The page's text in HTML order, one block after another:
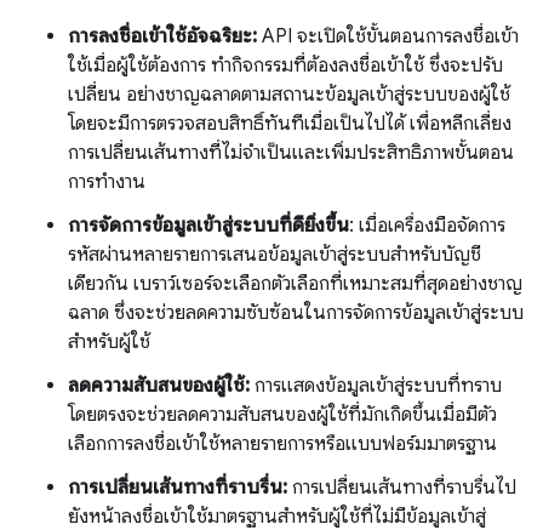
การลงชื่อเข้าใช้อัจฉริยะ: API จะเปิดใช้ขั้นตอนการลงชื่อเข้า
ใช้เมื่อผู้ใช้ต้องการ ทำกิจกรรมที่ต้องลงชื่อเข้าใช้ ซึ่งจะปรับ
เปลี่ยน อย่างชาญฉลาดตามสถานะข้อมูลเข้าสู่ระบบของผู้ใช้
โดยจะมีการตรวจสอบสิทธิ์ทันทีเมื่อเป็นไปได้ เพื่อหลีกเลี่ยง
การเปลี่ยนเส้นทางที่ไม่จำเป็นและเพิ่มประสิทธิภาพขั้นตอน
การทำงาน
การจัดการข้อมูลเข้าสู่ระบบที่ดียิ่งขึ้น: เมื่อเครื่องมือจัดการ
รหัสผ่านหลายรายการเสนอข้อมูลเข้าสู่ระบบสำหรับบัญชี
เดียวกัน เบราว์เซอร์จะเลือกตัวเลือกที่เหมาะสมที่สุดอย่างชาญ
ฉลาด ซึ่งจะช่วยลดความซับซ้อนในการจัดการข้อมูลเข้าสู่ระบบ
สำหรับผู้ใช้
ลดความสับสนของผู้ใช้: การแสดงข้อมูลเข้าสู่ระบบที่ทราบ
โดยตรงจะช่วยลดความสับสนของผู้ใช้ที่มักเกิดขึ้นเมื่อมีตัว
เลือกการลงชื่อเข้าใช้หลายรายการหรือแบบฟอร์มมาตรฐาน
การเปลี่ยนเส้นทางที่ราบรื่น: การเปลี่ยนเส้นทางที่ราบรื่นไป
ยังหน้าลงชื่อเข้าใช้มาตรฐานสำหรับผู้ใช้ที่ไม่มีข้อมูลเข้าสู่